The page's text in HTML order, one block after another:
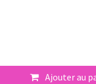
Ajouter au